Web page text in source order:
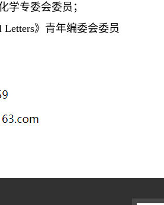
学专委会委员 ；
Letters》青年编委会委员